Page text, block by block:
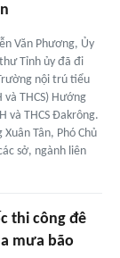
Văn Phương, Ủy
Tỉnh ủy đã đi
nội trú tiểu
và THCS) Hướng
và THCS Đakrông.
Tân, Phó Chủ
sở, ngành liên
thi công đê
mưa bão